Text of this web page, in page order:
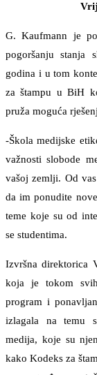
G. Kaufmann je
pogoršanju stanja
godina i u tom
za štampu u BiH
pruža moguća
-Škola medijske
važnosti slobode
vašoj zemlji. Od
da im ponudite
teme koje su od
se studentima.
Izvršna direktorica
koja je tokom
program i
izlagala na temu
medija, koje su
kako Kodeks za